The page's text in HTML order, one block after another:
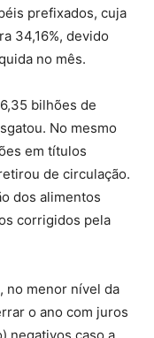
prefixados, cuja
34,16%, devido
no mês.
bilhões de
No mesmo
em títulos
de circulação.
dos alimentos
corrigidos pela
no menor nível da
o ano com juros